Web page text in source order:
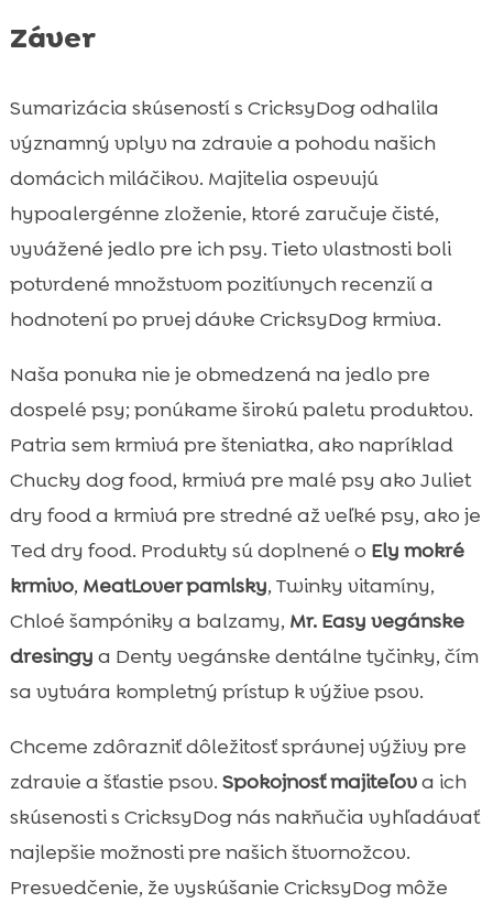
Záver
Sumarizácia skúseností s CricksyDog odhalila
významný vplyv na zdravie a pohodu našich
domácich miláčikov. Majitelia ospevujú
hypoalergénne zloženie, ktoré zaručuje čisté,
vyvážené jedlo pre ich psy. Tieto vlastnosti boli
potvrdené množstvom pozitívnych recenzií a
hodnotení po prvej dávke CricksyDog krmiva.
Naša ponuka nie je obmedzená na jedlo pre
dospelé psy; ponúkame širokú paletu produktov.
Patria sem krmivá pre šteniatka, ako napríklad
Chucky dog food, krmivá pre malé psy ako Juliet
dry food a krmivá pre stredné až veľké psy, ako je
Ted dry food. Produkty sú doplnené o Ely mokré
krmivo, MeatLover pamlsky, Twinky vitamíny,
Chloé šampóniky a balzamy, Mr. Easy vegánske
dresingy a Denty vegánske dentálne tyčinky, čím
sa vytvára kompletný prístup k výžive psov.
Chceme zdôrazniť dôležitosť správnej výživy pre
zdravie a šťastie psov. Spokojnosť majiteľova ich
skúsenosti s CricksyDog nás nakňučia vyhľadávať
najlepšie možnosti pre našich štvornožcov.
Presvedčenie, že vyskúšanie CricksyDog môže